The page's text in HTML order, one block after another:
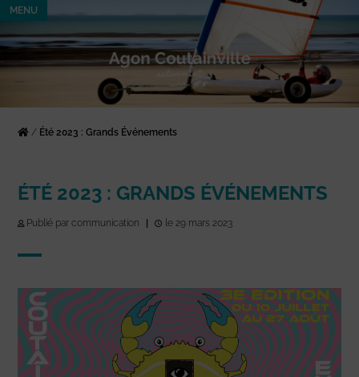
MENU
/ Été 2023 : Grands Événements
ÉTÉ 2023 : GRANDS ÉVÉNEMENTS
Publié par communication le 29 mars 2023